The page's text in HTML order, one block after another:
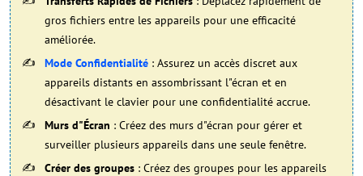
gros fichiers entre les appareils pour une efficacité
améliorée.
Mode Confidentialité : Assurez un accès discret aux
appareils distants en assombrissant l"écran et en
désactivant le clavier pour une confidentialité accrue.
Murs d"Écran : Créez des murs d"écran pour gérer et
surveiller plusieurs appareils dans une seule fenêtre.
Créer des groupes : Créez des groupes pour les appareils